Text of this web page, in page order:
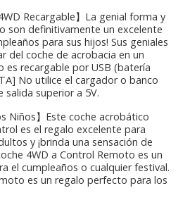
Recargable】La genial forma y
son definitivamente un excelente
para sus hijos! Sus geniales
del coche de acrobacia en un
es recargable por USB (batería
No utilice el cargador o banco
superior a 5V.
Niños】Este coche acrobático
es el regalo excelente para
y ¡brinda una sensación de
4WD a Control Remoto es un
el cumpleaños o cualquier festival.
es un regalo perfecto para los